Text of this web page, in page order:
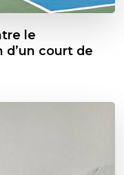
le
d’un court de